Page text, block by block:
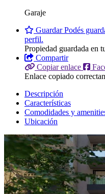
Garaje
GuardarPodés
perfil.
Propiedad guardada en
Compartir
Copiar enlace
Enlace copiado
Descripción
Características
Comodidades y
Ubicación